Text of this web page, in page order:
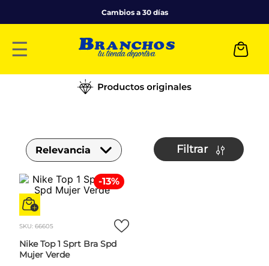
Cambios a 30 días
☰
Relevancia Filtrar
-13%
SKU: 66605
Nike Top 1 Sprt Bra Spd
Mujer Verde